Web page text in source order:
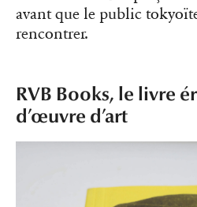
avant que le public
rencontrer.
RVB Books, le livre
d’œuvre d’art